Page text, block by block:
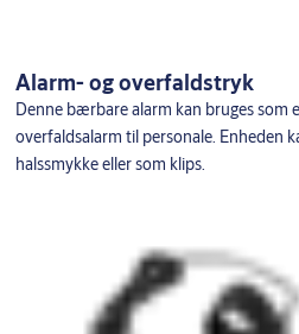
Alarm- og overfaldstryk
Denne bærbare alarm kan bruges som
overfaldsalarm til personale. Enheden
halssmykke eller som klips.